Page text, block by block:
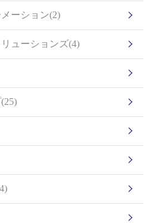
ーション(2)
ューションズ(4)